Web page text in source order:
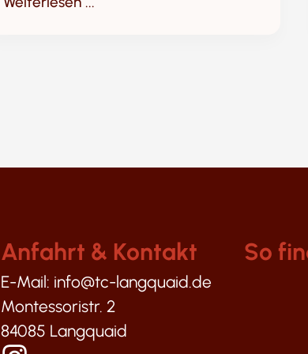
Anfahrt & Kontakt
E-Mail: info@tc-langquaid.de
Montessoristr. 2
84085 Langquaid
So